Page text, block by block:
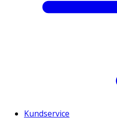
Kundservice